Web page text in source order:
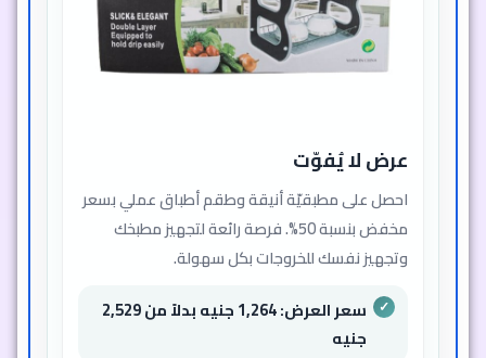
عرض لا يُفوّت
احصل على مطبقيّة أنيقة وطقم أطباق عملي بسعر
مخفض بنسبة 50%. فرصة رائعة لتجهيز مطبخك
وتجهيز نفسك للخروجات بكل سهولة.
سعر العرض: 1,264 جنيه بدلاً من 2,529
جنيه